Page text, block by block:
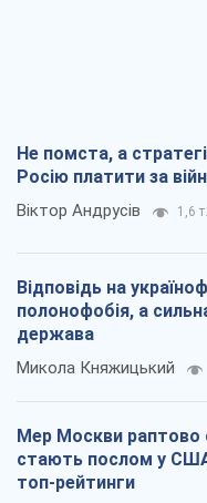
Не помста, а
Росію платити за
Віктор Андрусів 1,6 т.
Відповідь на
полонофобія, а
держава
Микола Княжицький
Мер Москви раптово
стають послом у США
топ-рейтинги